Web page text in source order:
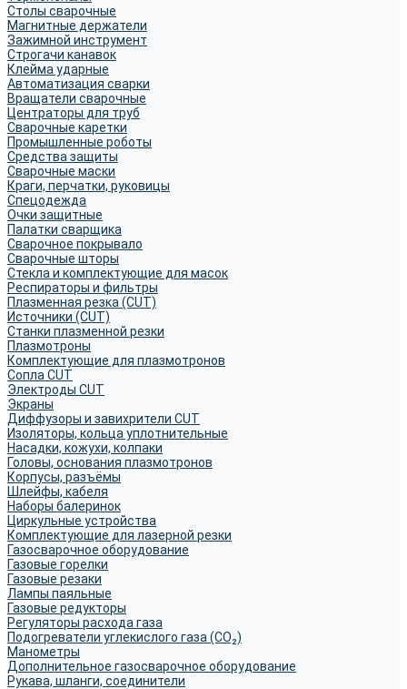
Столы сварочные
Магнитные держатели
Зажимной инструмент
Строгачи канавок
Клейма ударные
Автоматизация сварки
Вращатели сварочные
Центраторы для труб
Сварочные каретки
Промышленные роботы
Средства защиты
Сварочные маски
Краги, перчатки, руковицы
Спецодежда
Очки защитные
Палатки сварщика
Сварочное покрывало
Сварочные шторы
Стекла и комплектующие для масок
Респираторы и фильтры
Плазменная резка (CUT)
Источники (CUT)
Станки плазменной резки
Плазмотроны
Комплектующие для плазмотронов
Сопла CUT
Электроды CUT
Экраны
Диффузоры и завихрители CUT
Изоляторы, кольца уплотнительные
Насадки, кожухи, колпаки
Головы, основания плазмотронов
Корпусы, разъёмы
Шлейфы, кабеля
Наборы балеринок
Циркульные устройства
Комплектующие для лазерной резки
Газосварочное оборудование
Газовые горелки
Газовые резаки
Лампы паяльные
Газовые редукторы
Регуляторы расхода газа
Подогреватели углекислого газа (CO₂)
Манометры
Дополнительное газосварочное оборудование
Рукава, шланги, соединители